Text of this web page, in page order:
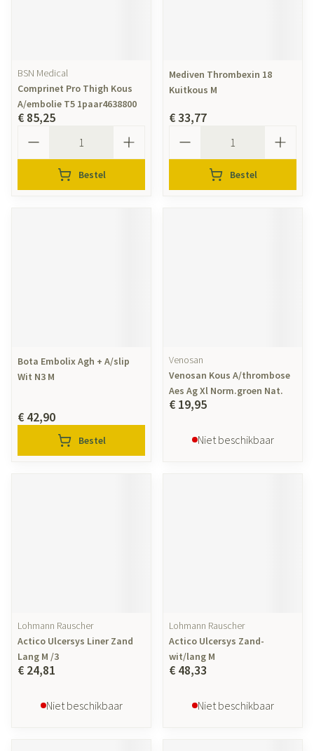
BSN Medical
Comprinet Pro Thigh Kous
A/embolie T5 1paar4638800
€ 85,25
Bestel
Mediven Thrombexin 18
Kuitkous M
€ 33,77
Bestel
Bota Embolix Agh + A/slip
Wit N3 M
€ 42,90
Bestel
Venosan
Venosan Kous A/thrombose
Aes Ag Xl Norm.groen Nat.
€ 19,95
Niet beschikbaar
Lohmann Rauscher
Actico Ulcersys Liner Zand
Lang M /3
€ 24,81
Niet beschikbaar
Lohmann Rauscher
Actico Ulcersys Zand-
wit/lang M
€ 48,33
Niet beschikbaar